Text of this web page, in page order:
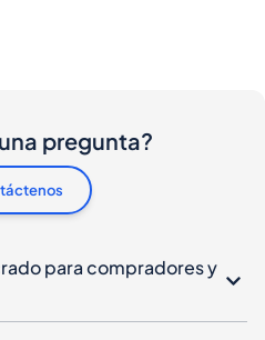
pregunta?
para compradores y